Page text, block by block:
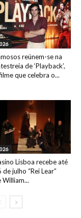
reúnem-se na
de ‘Playback’,
que celebra o...
Lisboa recebe até
de julho “Rei Lear”
William...